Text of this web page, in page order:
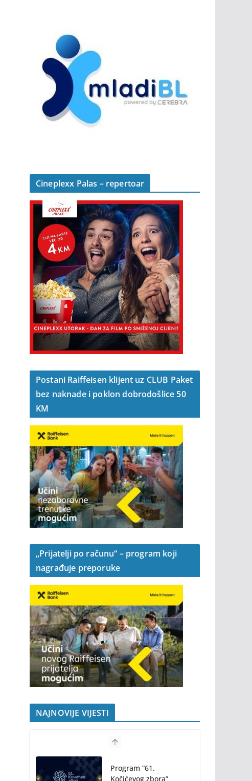
Cineplexx Palas – repertoar
Postani Raiffeisen klijent uz CLUB Paket
bez naknade i poklon dobrodošlice 50
KM
„Prijatelji po računu“ – program koji
nagrađuje preporuke
NAJNOVIJE VIJESTI
Program “61.
Kočićevog zbora”